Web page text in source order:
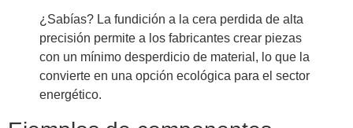
¿Sabías? La fundición a la cera perdida de alta
precisión permite a los fabricantes crear piezas
con un mínimo desperdicio de material, lo que la
convierte en una opción ecológica para el sector
energético.